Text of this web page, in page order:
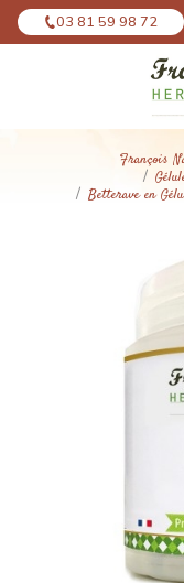
03 81 59 98 72
François
Betterave en
Panneau de gestion